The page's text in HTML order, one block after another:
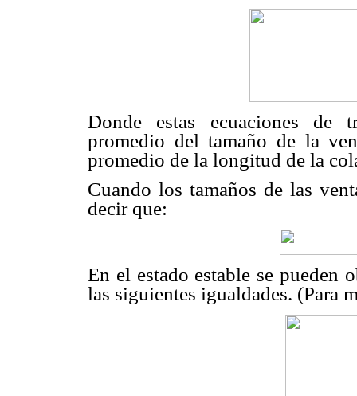
Donde estas ecuaciones de
promedio del tamaño de la
promedio de la longitud de la
Cuando los tamaños de las
decir que:
En el estado estable se pueden
las siguientes igualdades. (Para